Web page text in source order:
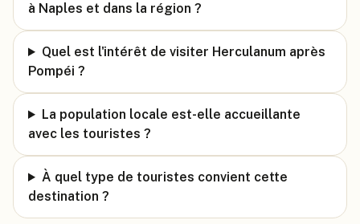
à Naples et dans la région ?
Quel est l'intérêt de visiter Herculanum après
Pompéi ?
La population locale est-elle accueillante
avec les touristes ?
À quel type de touristes convient cette
destination ?